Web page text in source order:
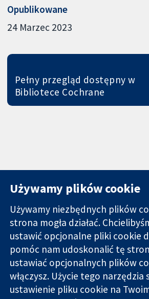
Opublikowane
24 Marzec 2023
Pełny przegląd dostępny w
Bibliotece Cochrane
Wiarygodne dane
naukowe.
Świadome
decyzje.
Lepsze zdrowie.
11-13 Cavendish
Square
Londyn
W1G 0AN
Wielka Brytania
Używamy plików cookie
Używamy niezbędnych plików
strona mogła działać.
ustawić opcjonalne pliki cookie
pomóc nam udoskonalić tę
ustawiać opcjonalnych plików
włączysz. Użycie tego narzędzia
ustawienie pliku cookie na